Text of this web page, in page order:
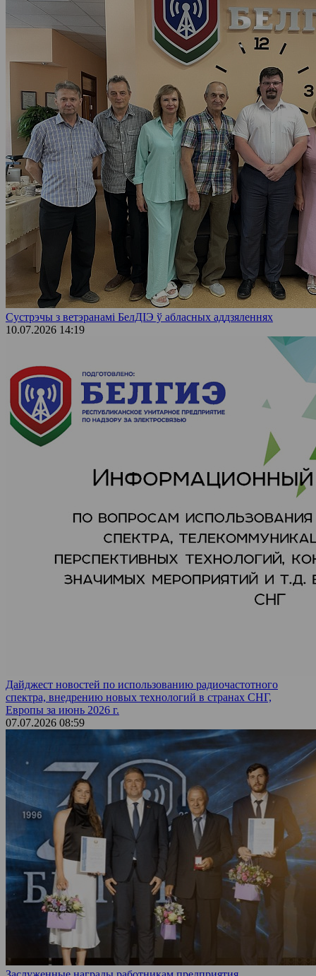
Сустрэчы з ветэранамі БелДІЭ ў абласных аддзяленнях
10.07.2026 14:19
Дайджест новостей по использованию радиочастотного
спектра, внедрению новых технологий в странах СНГ,
Европы за июнь 2026 г.
07.07.2026 08:59